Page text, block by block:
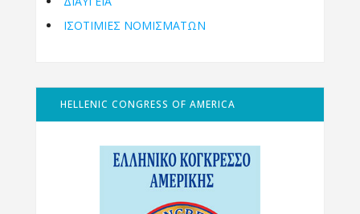
ΙΣΟΤΙΜΙΕΣ ΝΟΜΙΣΜΑΤΩΝ
HELLENIC CONGRESS OF AMERICA